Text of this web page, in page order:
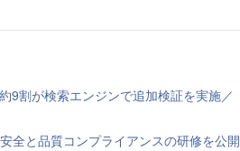
9割が検索エンジンで追加検証を実施／
全と品質コンプライアンスの研修を公開